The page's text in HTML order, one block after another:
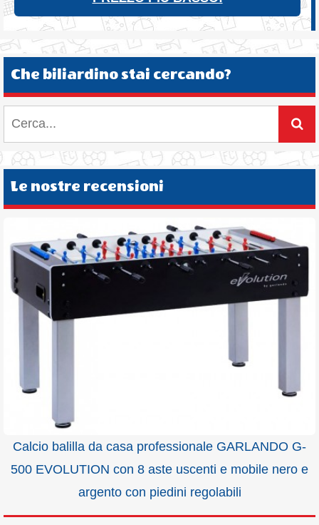
Che biliardino stai cercando?
Le nostre recensioni
Calcio balilla da casa professionale GARLANDO G-
500 EVOLUTION con 8 aste uscenti e mobile nero e
argento con piedini regolabili